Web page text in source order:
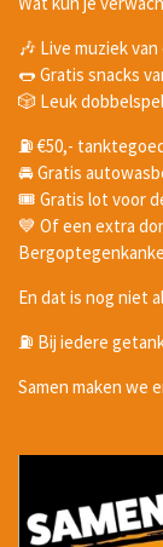
🎶 Live muziek
🌭 Gratis snacks
🎲 Leuk
⛽ €50,-
🚘 Gratis
🎟️ Gratis lot voor
💙 Of een extra
En dat is nog niet
⛽ Bij iedere
Samen maken we